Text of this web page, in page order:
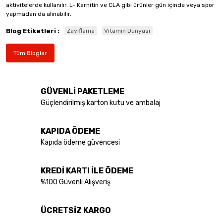
aktivitelerde kullanılır. L- Karnitin ve CLA gibi ürünler gün içinde veya spor
yapmadan da alınabilir.
Blog Etiketleri : Zayıflama Vitamin Dünyası
Tüm Bloglar
GÜVENLİ PAKETLEME
Güçlendirilmiş karton kutu ve ambalaj
KAPIDA ÖDEME
Kapıda ödeme güvencesi
KREDİ KARTI İLE ÖDEME
%100 Güvenli Alışveriş
ÜCRETSİZ KARGO